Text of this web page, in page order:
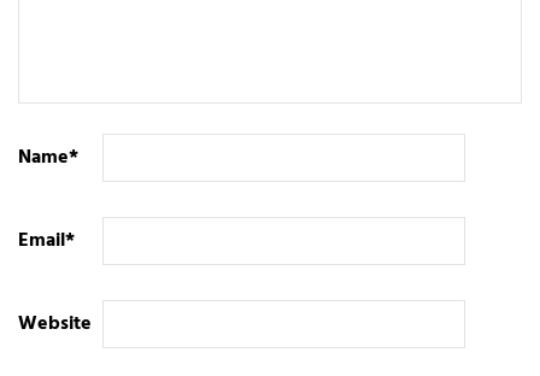
Name*
Email*
Website